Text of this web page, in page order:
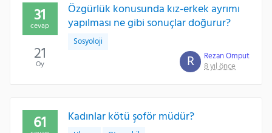
Özgürlük konusunda kız-erkek ayrımı
yapılması ne gibi sonuçlar doğurur?
Sosyoloji
R
Rezan Omput
8 yıl önce
31
cevap
21
Oy
Kadınlar kötü şoför müdür?
61